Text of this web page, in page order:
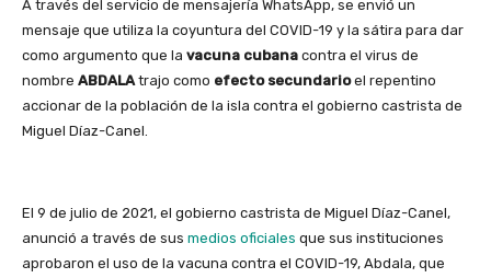
A través del servicio de mensajería WhatsApp, se envió un
mensaje que utiliza la coyuntura del COVID-19 y la sátira para dar
como argumento que la vacuna cubana contra el virus de
nombre ABDALA trajo como efecto secundarioel repentino
accionar de la población de la isla contra el gobierno castrista de
Miguel Díaz-Canel.
El 9 de julio de 2021, el gobierno castrista de Miguel Díaz-Canel,
anunció a través de sus medios oficiales que sus instituciones
aprobaron el uso de la vacuna contra el COVID-19, Abdala, que